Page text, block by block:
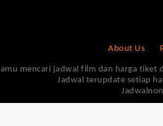
About Us
mencari jadwal film dan harga tiket
Jadwal terupdate setiap